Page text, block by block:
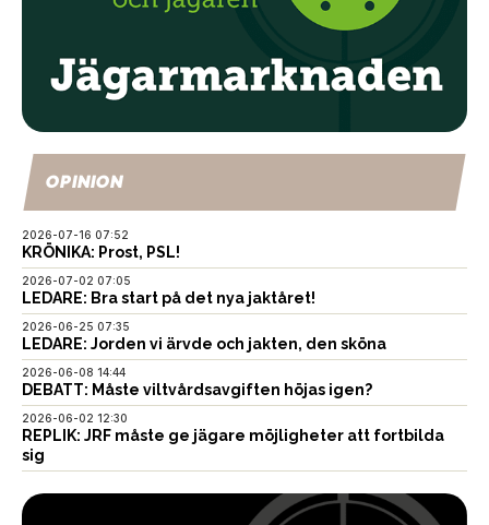
OPINION
2026-07-16 07:52
KRÖNIKA: Prost, PSL!
2026-07-02 07:05
LEDARE: Bra start på det nya jaktåret!
2026-06-25 07:35
LEDARE: Jorden vi ärvde och jakten, den sköna
2026-06-08 14:44
DEBATT: Måste viltvårdsavgiften höjas igen?
2026-06-02 12:30
REPLIK: JRF måste ge jägare möjligheter att fortbilda
sig